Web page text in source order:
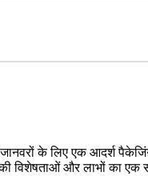
के लिए एक आदर्श
विशेषताओं और लाभों का एक